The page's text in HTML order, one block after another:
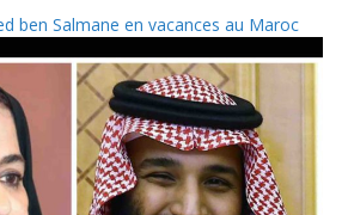
ben Salmane en vacances au Maroc